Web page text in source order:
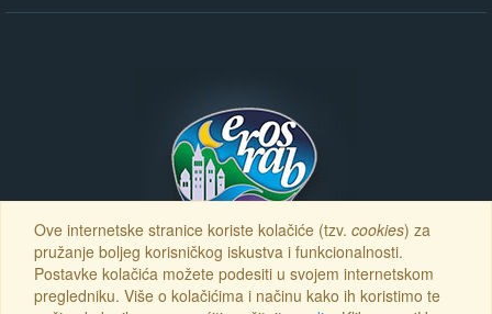
Ove internetske stranice koriste kolačiće (tzv. cookies) za
pružanje boljeg korisničkog iskustva i funkcionalnosti.
Postavke kolačića možete podesiti u svojem internetskom
pregledniku. Više o kolačićima i načinu kako ih koristimo te